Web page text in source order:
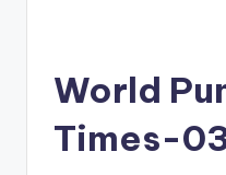
World
Times-